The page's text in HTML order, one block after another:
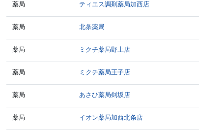
薬局 ティエス調剤薬局加西店
薬局 北条薬局
薬局 ミクチ薬局野上店
薬局 ミクチ薬局王子店
薬局 あさひ薬局剣坂店
薬局 イオン薬局加西北条店